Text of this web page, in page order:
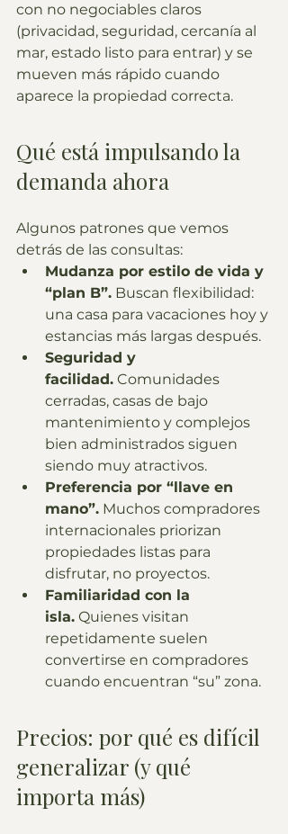
con no negociables claros
(privacidad, seguridad, cercanía al
mar, estado listo para entrar) y se
mueven más rápido cuando
aparece la propiedad correcta.
Qué está impulsando la
demanda ahora
Algunos patrones que vemos
detrás de las consultas:
Mudanza por estilo de vida y
“plan B”. Buscan flexibilidad:
una casa para vacaciones hoy y
estancias más largas después.
Seguridad y
facilidad. Comunidades
cerradas, casas de bajo
mantenimiento y complejos
bien administrados siguen
siendo muy atractivos.
Preferencia por “llave en
mano”. Muchos compradores
internacionales priorizan
propiedades listas para
disfrutar, no proyectos.
Familiaridad con la
isla. Quienes visitan
repetidamente suelen
convertirse en compradores
cuando encuentran “su” zona.
Precios: por qué es difícil
generalizar (y qué
importa más)